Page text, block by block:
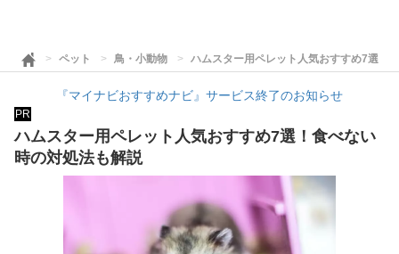
ペット 鳥・小動物 ハムスター用ペレット人気おすすめ7選！
『マイナビおすすめナビ』サービス終了のお知らせ
PR
ハムスター用ペレット人気おすすめ7選！食べない
時の対処法も解説